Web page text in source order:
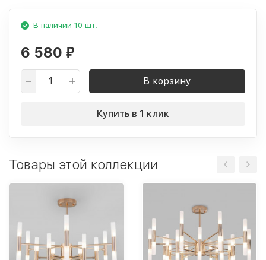
В наличии 10 шт.
6 580 ₽
В корзину
Купить в 1 клик
Товары этой коллекции